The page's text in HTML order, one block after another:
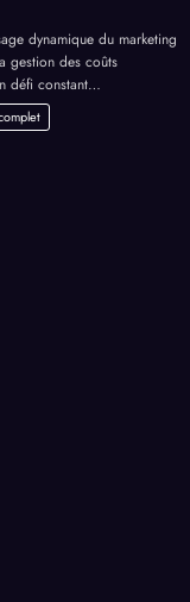
dynamique du marketing
gestion des coûts
défi constant…